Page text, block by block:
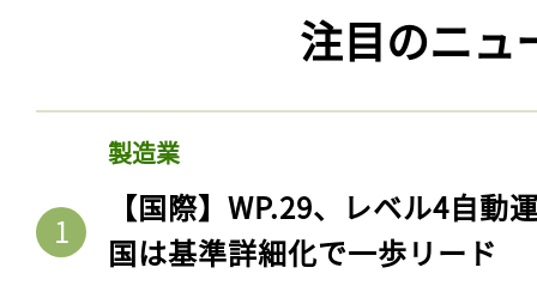
注目のニュ
製造業
【国際】WP.29、レベル4自動
国は基準詳細化で一歩リード